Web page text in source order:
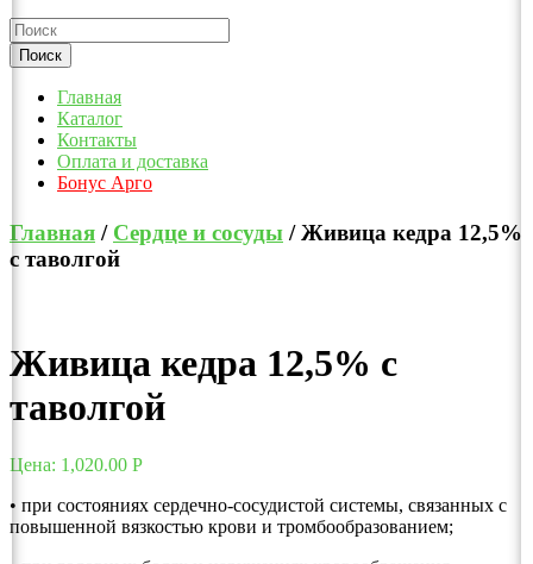
Главная
Каталог
Контакты
Оплата и доставка
Бонус Арго
Главная / Сердце и сосуды / Живица кедра 12,5%
с таволгой
Живица кедра 12,5% с
таволгой
Цена: 1,020.00 Р
• при состояниях сердечно-сосудистой системы, связанных с
повышенной вязкостью крови и тромбообразованием;